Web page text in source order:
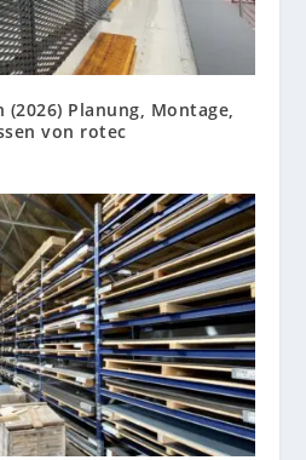
Planung, Montage,
von rotec